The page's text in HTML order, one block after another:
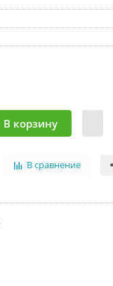
В корзину
В сравнение